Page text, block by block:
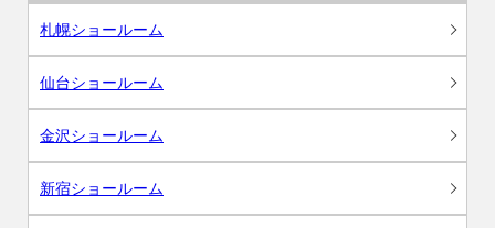
札幌ショールーム
仙台ショールーム
金沢ショールーム
新宿ショールーム